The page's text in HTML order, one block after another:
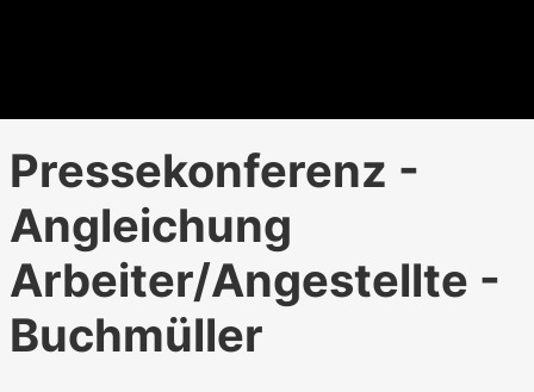
Pressekonferenz -
Angleichung
Arbeiter/Angestellte -
Buchmüller